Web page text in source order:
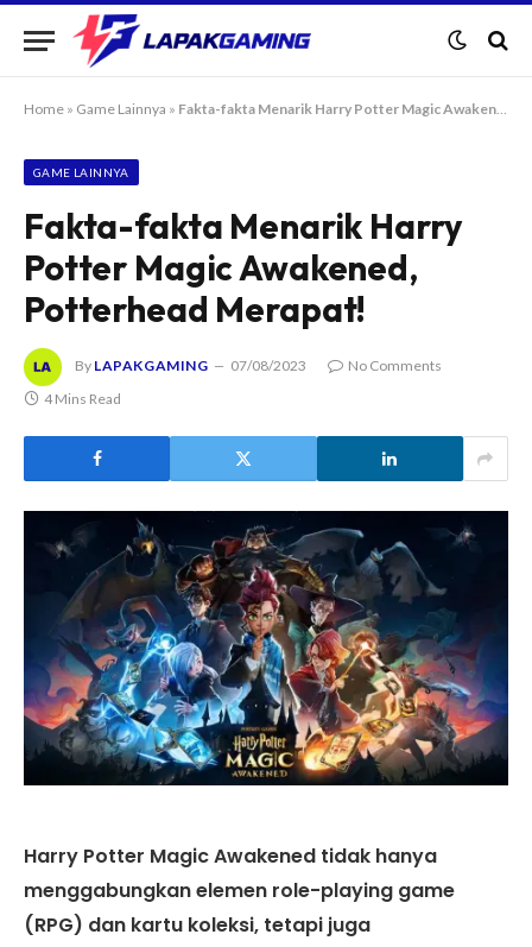
Home » Game Lainnya » Fakta-fakta Menarik Harry Potter Magic Awakened, Potterhead Merapat!
GAME LAINNYA
Fakta-fakta Menarik Harry
Potter Magic Awakened,
Potterhead Merapat!
By LAPAKGAMING 07/08/2023
No Comments
4 Mins Read
Harry Potter Magic Awakened tidak hanya
menggabungkan elemen role-playing game
(RPG) dan kartu koleksi, tetapi juga